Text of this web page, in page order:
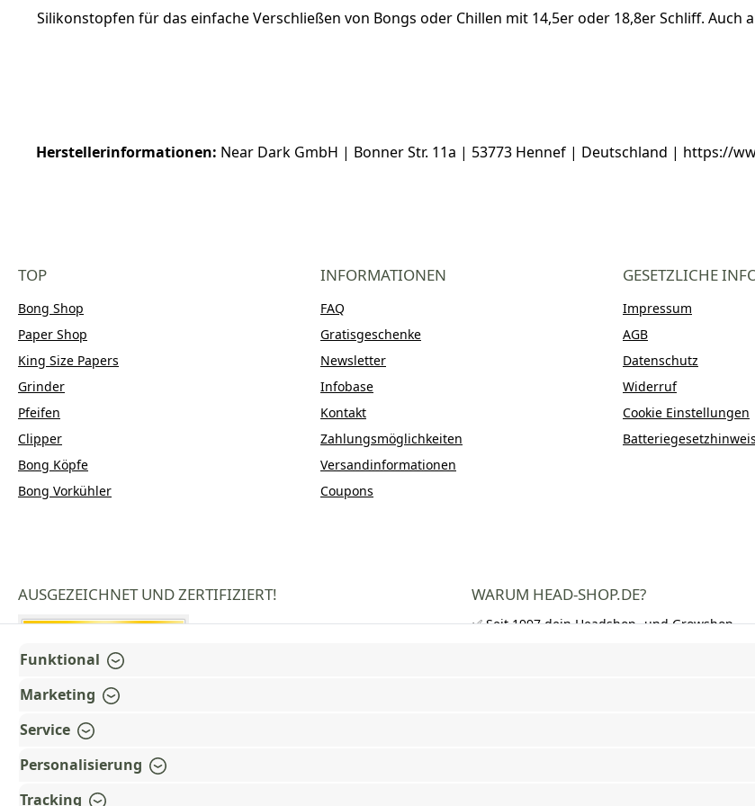
Silikonstopfen für das einfache Verschließen von Bongs oder Chillen mit 14,5er oder 18,8er Schliff. Auch
Herstellerinformationen: Near Dark GmbH | Bonner Str. 11a | 53773 Hennef | Deutschland | https://
TOP
Bong Shop
Paper Shop
King Size Papers
Grinder
Pfeifen
Clipper
Bong Köpfe
Bong Vorkühler
INFORMATIONEN
FAQ
Gratisgeschenke
Newsletter
Infobase
Kontakt
Zahlungsmöglichkeiten
Versandinformationen
Coupons
GESETZLICHE
Impressum
AGB
Datenschutz
Widerruf
Cookie Einstellungen
AUSGEZEICHNET UND ZERTIFIZIERT! WARUM HEAD-SHOP.DE?
✅ Seit 1997 dein Headshop- und Growshop-
Funktional
Marketing
Service
Personalisierung
Tracking